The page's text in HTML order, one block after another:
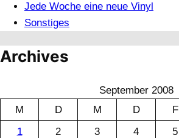
Jede Woche eine neue Vinyl
Sonstiges
Archives
September 2008
M
D M D F
1
2 3 4 5